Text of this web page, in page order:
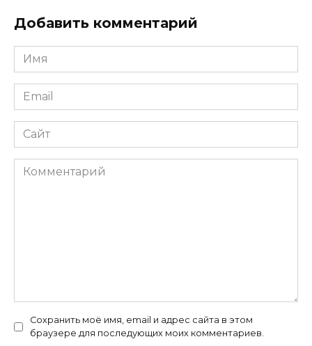
Добавить комментарий
Имя
*
Email
*
Сайт
Комментарий
Сохранить моё имя, email и адрес сайта в этом
браузере для последующих моих комментариев.